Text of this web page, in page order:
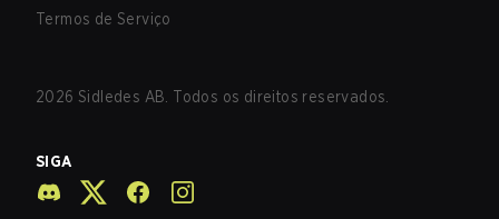
Termos de Serviço
2026 Sidledes AB. Todos os direitos reservados.
SIGA